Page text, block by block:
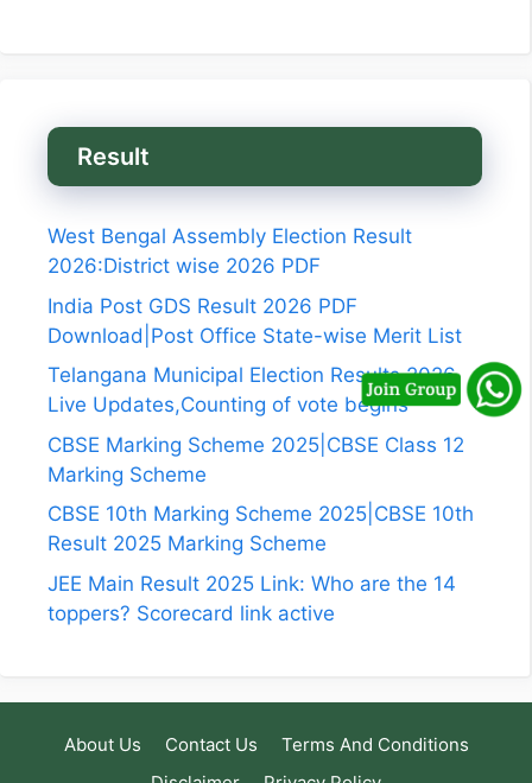
Result
West Bengal Assembly Election Result
2026:District wise 2026 PDF
India Post GDS Result 2026 PDF
Download|Post Office State-wise Merit List
Telangana Municipal Election Results 2026
Live Updates,Counting of vote begins
CBSE Marking Scheme 2025|CBSE Class 12
Marking Scheme
CBSE 10th Marking Scheme 2025|CBSE 10th
Result 2025 Marking Scheme
JEE Main Result 2025 Link: Who are the 14
toppers? Scorecard link active
About Us Contact Us
Terms And Conditions